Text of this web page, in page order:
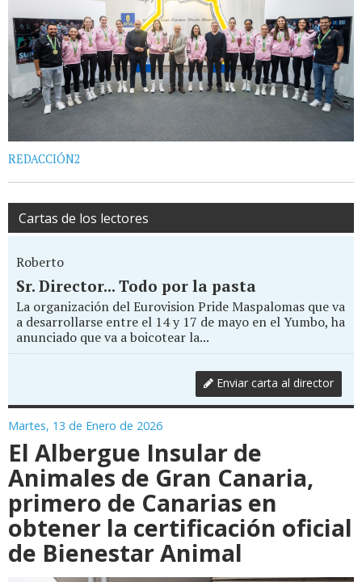
REDACCIÓN2
Cartas de los lectores
Roberto
Sr. Director... Todo por la pasta
La organización del Eurovision Pride Maspalomas que va
a desarrollarse entre el 14 y 17 de mayo en el Yumbo, ha
anunciado que va a boicotear la...
Enviar carta al director
Martes, 13 de Enero de 2026
El Albergue Insular de
Animales de Gran Canaria,
primero de Canarias en
obtener la certificación oficial
de Bienestar Animal